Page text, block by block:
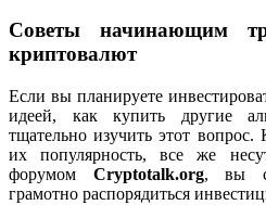
Советы начинающим
криптовалют
Если вы планируете
идеей, как купить другие
тщательно изучить этот
их популярность, все же
форумом Cryptotalk.org, вы
грамотно распорядиться